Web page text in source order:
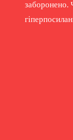
заборонено.